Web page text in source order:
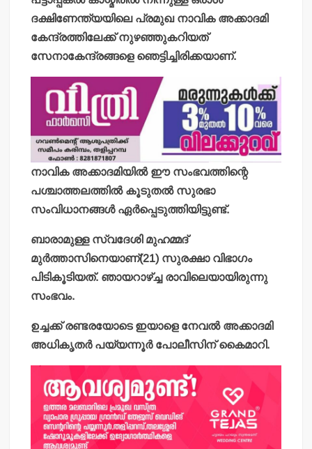
ദക്ഷിണേന്ത്യയിലെ പ്രമുഖ നാവിക അക്കാദമി
കേന്ദ്രത്തിലേക്ക് നുഴഞ്ഞുകറിയത്
സേനാകേന്ദ്രങ്ങളെ ഞെട്ടിച്ചിരിക്കയാണ്.
നാവിക അക്കാദമിയില്‍ ഈ സംഭവത്തിന്റെ
പശ്ചാത്തലത്തില്‍ കൂടുതല്‍ സുരഭാ
സംവിധാനങ്ങള്‍ ഏര്‍പ്പെടുത്തിയിട്ടുണ്ട്.
ബാരാമുള്ള സ്വദേശി മുഹമ്മദ്
മുര്‍ത്താസിനെയാണ്(21) സുരക്ഷാ വിഭാഗം
പിടികൂടിയത്. ഞായറാഴ്ച്ച രാവിലെയായിരുന്നു
സംഭവം.
ഉച്ചക്ക് രണ്ടരയോടെ ഇയാളെ നേവല്‍ അക്കാദമി
അധികൃതര്‍ പയ്യന്നൂര്‍ പോലീസിന് കൈമാറി.